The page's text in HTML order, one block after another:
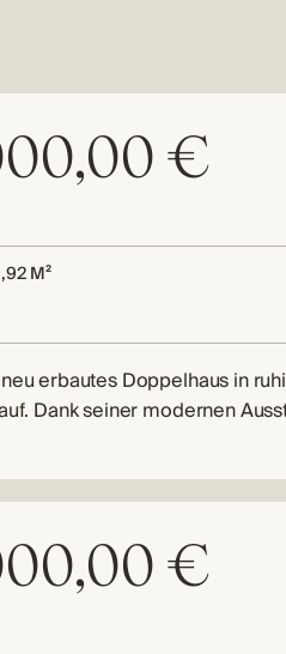
€
M²
erbautes Doppelhaus in
Dank seiner modernen
€